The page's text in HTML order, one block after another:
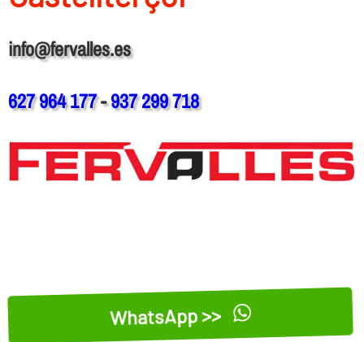
info@fervalles.es
627 964 177-937 299 718
WhatsApp >>